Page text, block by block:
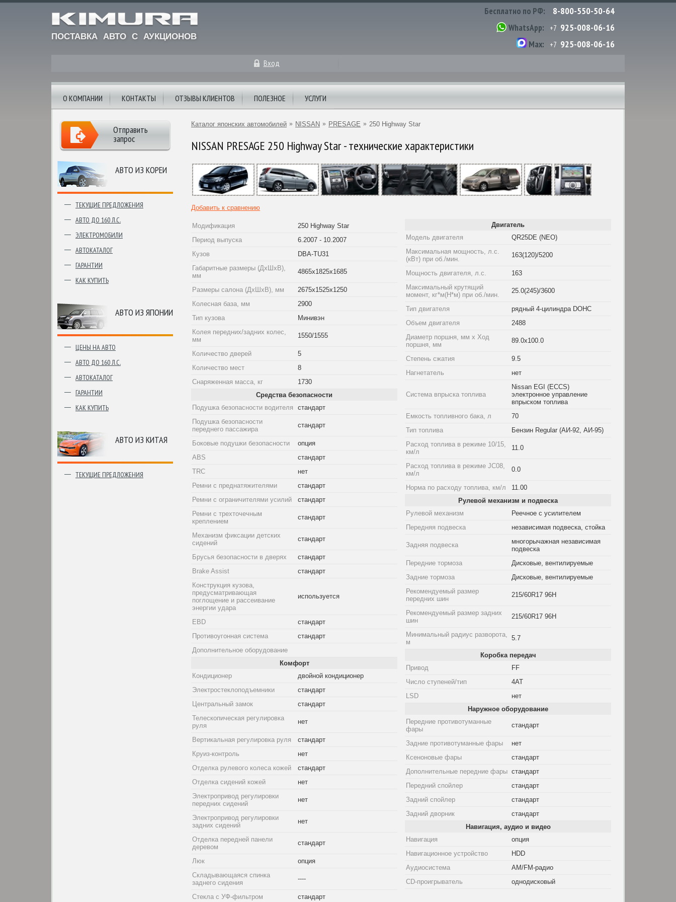
ПОСТАВКА АВТО С АУКЦИОНОВ
Бесплатно по РФ: 8-800-550-50-64
WhatsApp: +7 925-008-06-16
Max: +7 925-008-06-16
Вход
О КОМПАНИИ КОНТАКТЫ ОТЗЫВЫ КЛИЕНТОВ ПОЛЕЗНОЕ УСЛУГИ
АВТО ИЗ КОРЕИ
ТЕКУЩИЕ ПРЕДЛОЖЕНИЯ
АВТО ДО 160 Л.С.
ЭЛЕКТРОМОБИЛИ
АВТОКАТАЛОГ
ГАРАНТИИ
КАК КУПИТЬ
АВТО ИЗ ЯПОНИИ
ЦЕНЫ НА АВТО
АВТО ДО 160 Л.С.
АВТОКАТАЛОГ
ГАРАНТИИ
КАК КУПИТЬ
АВТО ИЗ КИТАЯ
ТЕКУЩИЕ ПРЕДЛОЖЕНИЯ
Отправить
запрос
Каталог японских автомобилей » NISSAN » PRESAGE » 250 Highway Star
NISSAN PRESAGE 250 Highway Star - технические характеристики
Добавить к сравнению
Модификация
250 Highway Star
Период выпуска
6.2007 - 10.2007
Кузов
DBA-TU31
Габаритные размеры (ДхШхВ),
мм
4865x1825x1685
Размеры салона (ДхШхВ), мм
2675x1525x1250
Колесная база, мм
2900
Тип кузова
Минивэн
Колея передних/задних колес,
мм
1550/1555
Количество дверей
5
Количество мест
8
Снаряженная масса, кг
1730
Средства безопасности
Подушка безопасности водителя
стандарт
Подушка безопасности
переднего пассажира
стандарт
Боковые подушки безопасности
опция
ABS
стандарт
TRC
нет
Ремни с преднатяжителями
стандарт
Ремни с ограничителями усилий
стандарт
Ремни с трехточечным
креплением
стандарт
Механизм фиксации детских
сидений
стандарт
Брусья безопасности в дверях
стандарт
Brake Assist
стандарт
Конструкция кузова,
предусматривающая
поглощение и рассеивание
энергии удара
используется
EBD
стандарт
Противоугонная система
стандарт
Дополнительное оборудование
Комфорт
Кондиционер
двойной кондиционер
Электростеклоподъемники
стандарт
Центральный замок
стандарт
Телескопическая регулировка
руля
нет
Вертикальная регулировка руля
стандарт
Круиз-контроль
нет
Отделка рулевого колеса кожей
стандарт
Отделка сидений кожей
нет
Электропривод регулировки
передних сидений
нет
Электропривод регулировки
задних сидений
нет
Отделка передней панели
деревом
стандарт
Люк
опция
Складывающаяся спинка
заднего сидения
----
Стекла с УФ-фильтром стандарт
Двигатель
Модель двигателя
QR25DE (NEO)
Максимальная мощность, л.с.
(кВт) при об./мин.
163(120)/5200
Мощность двигателя, л.с.
163
Максимальный крутящий
момент, кг*м(Н*м) при об./мин.
25.0(245)/3600
Тип двигателя
рядный 4-цилиндра DOHC
Объем двигателя
2488
Диаметр поршня, мм x Ход
поршня, мм
89.0x100.0
Степень сжатия
9.5
Нагнетатель
нет
Система впрыска топлива
Nissan EGI (ECCS)
электронное управление
впрыском топлива
Емкость топливного бака, л
70
Тип топлива
Бензин Regular (АИ-92, АИ-95)
Расход топлива в режиме 10/15,
км/л
11.0
Расход топлива в режиме JC08,
км/л
0.0
Норма по расходу топлива, км/л
11.00
Рулевой механизм и подвеска
Рулевой механизм
Реечное с усилителем
Передняя подвеска
независимая подвеска, стойка
Задняя подвеска
многорычажная независимая
подвеска
Передние тормоза
Дисковые, вентилируемые
Задние тормоза
Дисковые, вентилируемые
Рекомендуемый размер
передних шин
215/60R17 96H
Рекомендуемый размер задних
шин
215/60R17 96H
Минимальный радиус разворота,
м
5.7
Коробка передач
Привод
FF
Число ступеней/тип
4AT
LSD
нет
Наружное оборудование
Передние противотуманные
фары
стандарт
Задние противотуманные фары
нет
Ксеноновые фары
стандарт
Дополнительные передние фары стандарт
Передний спойлер
стандарт
Задний спойлер
стандарт
Задний дворник
стандарт
Навигация, аудио и видео
Навигация
опция
Навигационное устройство
HDD
Аудиосистема
AM/FM-радио
CD-проигрыватель
однодисковый